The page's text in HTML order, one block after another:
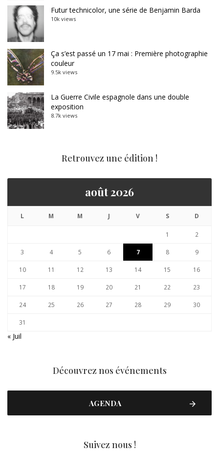
Futur technicolor, une série de Benjamin Barda
10k views
Ça s’est passé un 17 mai : Première photographie
couleur
9.5k views
La Guerre Civile espagnole dans une double
exposition
8.7k views
Retrouvez une édition !
août 2026
L M M J V S D
1 2
3 4 5 6 7 8 9
10 11 12 13 14 15 16
17 18 19 20 21 22 23
24 25 26 27 28 29 30
31
« Juil
Découvrez nos événements
AGENDA
Suivez nous !